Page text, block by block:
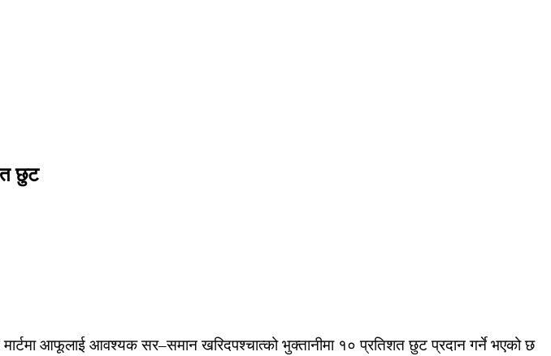
छुट
आफूलाई आवश्यक सर–समान खरिदपश्चात्को भुक्तानीमा १० प्रतिशत छुट प्रदान गर्ने भएको छ